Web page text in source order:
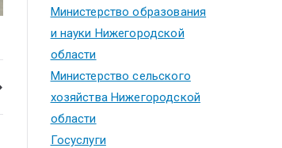
Министерство образования
и науки Нижегородской
области
Министерство сельского
хозяйства Нижегородской
области
Госуслуги